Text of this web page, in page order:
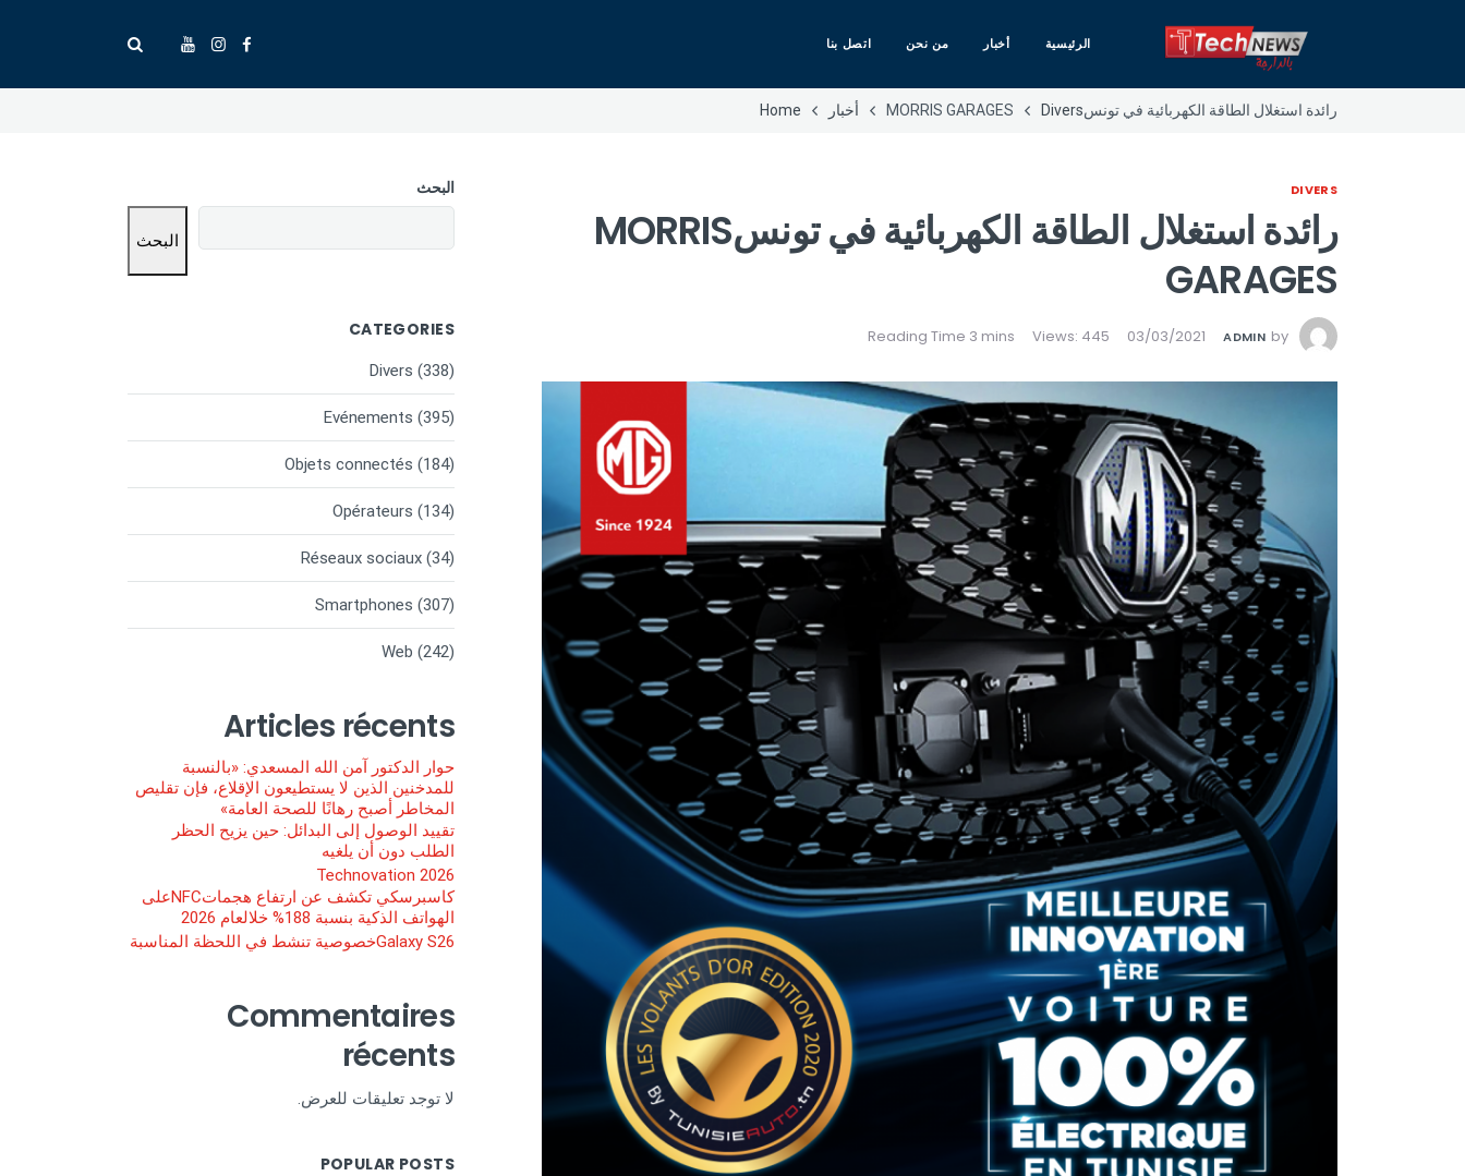
الرئيسية أخبار من نحن اتصل بنا
رائدة استغلال الطاقة الكهربائية في تونسMORRIS GARAGESDivers أخبار Home
DIVERS
رائدة استغلال الطاقة الكهربائية في تونسMORRIS
GARAGES
by
ADMIN
03/03/2021
Views: 445
البحث
البحث
CATEGORIES
Divers (338)
Evénements (395)
Objets connectés (184)
Opérateurs (134)
Réseaux sociaux (34)
Smartphones (307)
Web (242)
Articles récents
حوار الدكتور آمن الله المسعدي: «بالنسبة
للمدخنين الذين لا يستطيعون الإقلاع، فإن تقليص
المخاطر أصبح رهانًا للصحة العامة»
تقييد الوصول إلى البدائل: حين يزيح الحظر
الطلب دون أن يلغيه
Technovation 2026
كاسبرسكي تكشف عن ارتفاع هجماتNFCعلى
الهواتف الذكية بنسبة 188% خلالعام 2026
Galaxy S26خصوصية تنشط في اللحظة المناسبة
Commentaires
récents
لا توجد تعليقات للعرض.
POPULAR POSTS